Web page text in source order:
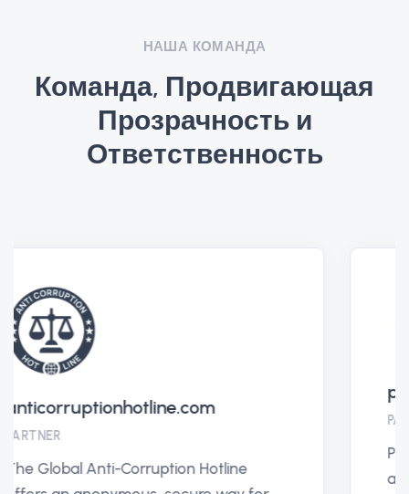
НАША КОМАНДА
Команда, Продвигающая
Прозрачность и
Ответственность
PARTNER
automatizovaný systémem, který je